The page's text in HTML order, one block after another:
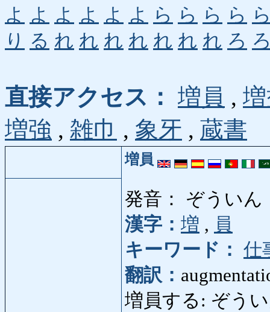
よ よ よ よ よ よ ら ら ら ら
り る れ れ れ れ れ れ れ ろ
直接アクセス： 増員 ,
増強 , 雑巾 , 象牙 , 蔵書
増員
発音： ぞういん
漢字： 増 , 員
キーワード： 仕
翻訳：
増員する: ぞうい